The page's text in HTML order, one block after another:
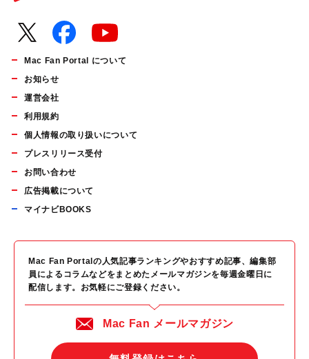
Mac Fan Portal について
お知らせ
運営会社
利用規約
個人情報の取り扱いについて
プレスリリース受付
お問い合わせ
広告掲載について
マイナビBOOKS
Mac Fan Portalの人気記事ランキングやおすすめ記事、編集部
員によるコラムなどをまとめたメールマガジンを毎週金曜日に
配信します。お気軽にご登録ください。
Mac Fan メールマガジン